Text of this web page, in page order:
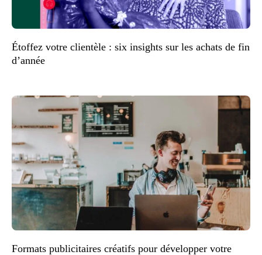
Étoffez votre clientèle : six insights sur les achats de fin
d’année
Formats publicitaires créatifs pour développer votre